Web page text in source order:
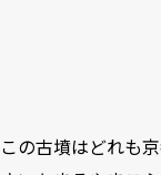
この古墳はどれも